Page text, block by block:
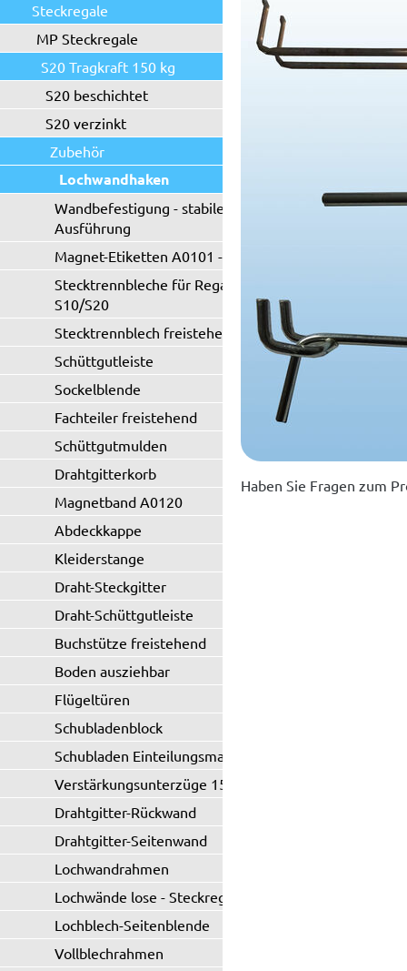
Steckregale
MP Steckregale
S20 Tragkraft 150 kg
S20 beschichtet
S20 verzinkt
Zubehör
Lochwandhaken
Wandbefestigung - stabile
Ausführung
Magnet-Etiketten A0101 - A0102
Stecktrennbleche für Regaltyp
S10/S20
Stecktrennblech freistehend
Schüttgutleiste
Sockelblende
Fachteiler freistehend
Schüttgutmulden
Drahtgitterkorb
Magnetband A0120
Abdeckkappe
Kleiderstange
Draht-Steckgitter
Draht-Schüttgutleiste
Buchstütze freistehend
Boden ausziehbar
Flügeltüren
Schubladenblock
Schubladen Einteilungsmaterial
Verstärkungsunterzüge 150 kg
Drahtgitter-Rückwand
Drahtgitter-Seitenwand
Lochwandrahmen
Lochwände lose - Steckregal
Lochblech-Seitenblende
Vollblechrahmen
Haben Sie Fragen zum